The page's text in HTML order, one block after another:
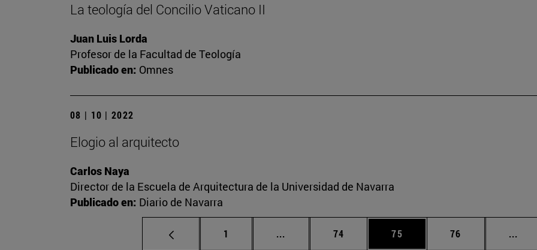
La teología del Concilio Vaticano II
Juan Luis Lorda
Profesor de la Facultad de Teología
Publicado en: Omnes
08 | 10 | 2022
Elogio al arquitecto
Carlos Naya
Director de la Escuela de Arquitectura de la Universidad de Navarra
Publicado en: Diario de Navarra
Página
1 ... Páginas intermedias Use TAB para desplazarse.
Página
74 Página
75 Página
76 ...